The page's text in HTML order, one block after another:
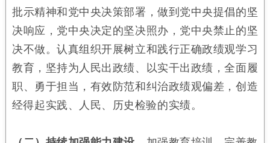
批示精神和党中央决策部署，做到党中央提倡的坚
决响应，党中央决定的坚决照办，党中央禁止的坚
决不做。认真组织开展树立和践行正确政绩观学习
教育，坚持为人民出政绩、以实干出政绩，全面履
职、勇于担当，有效防范和纠治政绩观偏差，创造
经得起实践、人民、历史检验的实绩。